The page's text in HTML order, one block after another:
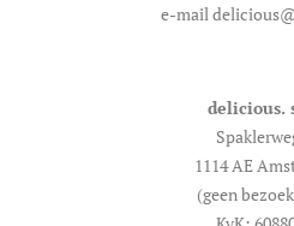
e-mail
delicious.
1114 AE
(geen